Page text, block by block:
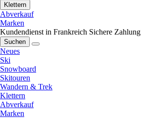
Klettern
Abverkauf
Marken
Kundendienst in Frankreich Sichere Zahlung
Suchen
Neues
Ski
Snowboard
Skitouren
Wandern & Trek
Klettern
Abverkauf
Marken